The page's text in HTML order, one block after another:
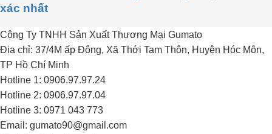
xác nhất
Công Ty TNHH Sản Xuất Thương Mại Gumato
Địa chỉ: 37/4M ấp Đông, Xã Thới Tam Thôn, Huyện Hóc Môn,
TP Hồ Chí Minh
Hotline 1: 0906.97.97.24
Hotline 2: 0906.97.97.04
Hotline 3: 0971 043 773
Email: gumato90@gmail.com